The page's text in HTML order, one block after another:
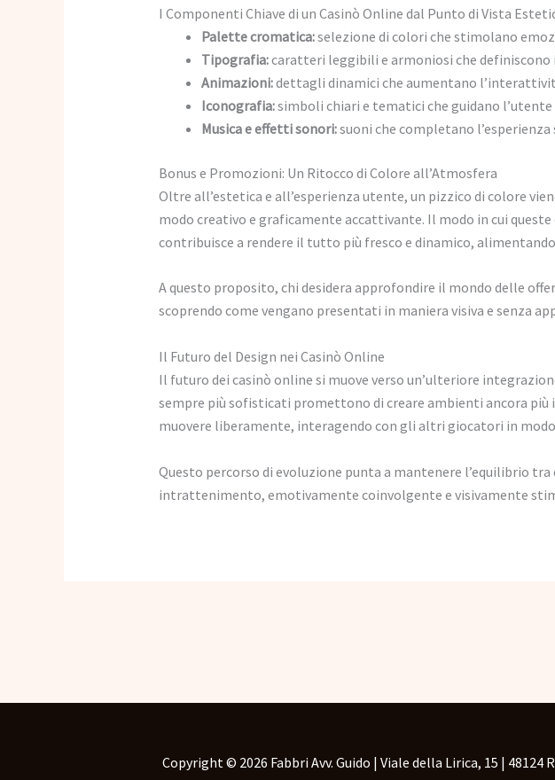
I Componenti Chiave di un Casinò Online dal Punto di Vista
Palette cromatica:selezione di colori che stimolano
Tipografia:caratteri leggibili e armoniosi che
Animazioni:dettagli dinamici che aumentano
Iconografia:simboli chiari e tematici che guidano l’utente
Musica e effetti sonori:suoni che completano
Bonus e Promozioni: Un Ritocco di Colore all’Atmosfera
Oltre all’estetica e all’esperienza utente, un pizzico di colore
modo creativo e graficamente accattivante. Il modo in cui
contribuisce a rendere il tutto più fresco e dinamico,
A questo proposito, chi desidera approfondire il mondo delle
scoprendo come vengano presentati in maniera visiva e senza
Il Futuro del Design nei Casinò Online
Il futuro dei casinò online si muove verso un’ulteriore
sempre più sofisticati promettono di creare ambienti ancora
muovere liberamente, interagendo con gli altri giocatori in
Questo percorso di evoluzione punta a mantenere l’equilibrio
intrattenimento, emotivamente coinvolgente e visivamente
Copyright © 2026 Fabbri Avv. Guido | Viale della Lirica, 15 | 48124